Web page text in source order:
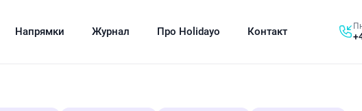
Напрямки Журнал Про Holidayo Контакт